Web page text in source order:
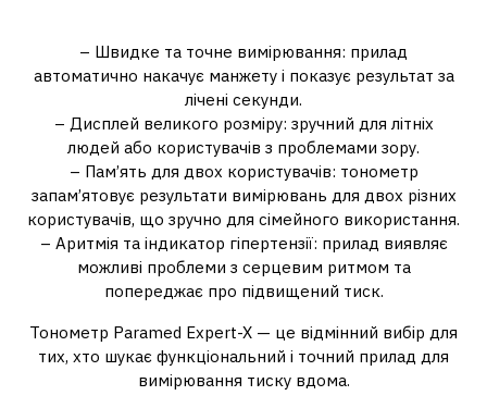
– Швидке та точне вимірювання: прилад
автоматично накачує манжету і показує результат за
лічені секунди.
– Дисплей великого розміру: зручний для літніх
людей або користувачів з проблемами зору.
– Пам’ять для двох користувачів: тонометр
запам’ятовує результати вимірювань для двох різних
користувачів, що зручно для сімейного використання.
– Аритмія та індикатор гіпертензії: прилад виявляє
можливі проблеми з серцевим ритмом та
попереджає про підвищений тиск.
Тонометр Paramed Expert-X — це відмінний вибір для
тих, хто шукає функціональний і точний прилад для
вимірювання тиску вдома.